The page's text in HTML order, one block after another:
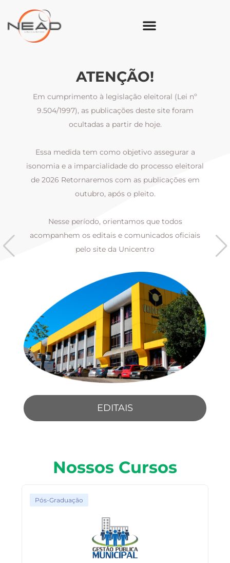
ATENÇÃO!
Em cumprimento à legislação eleitoral (Lei nº
9.504/1997), as publicações deste site foram
ocultadas a partir de hoje.
Essa medida tem como objetivo assegurar a
isonomia e a imparcialidade do processo eleitoral
de 2026 Retornaremos com as publicações em
outubro, após o pleito.
Nesse período, orientamos que todos
acompanhem os editais e comunicados oficiais
pelo site da Unicentro
EDITAIS
Nossos Cursos
Pós-Graduação